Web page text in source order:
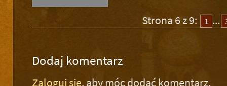
Strona 6 z 9: 1 ...
Dodaj komentarz
Zaloguj się, aby móc dodać komentarz.